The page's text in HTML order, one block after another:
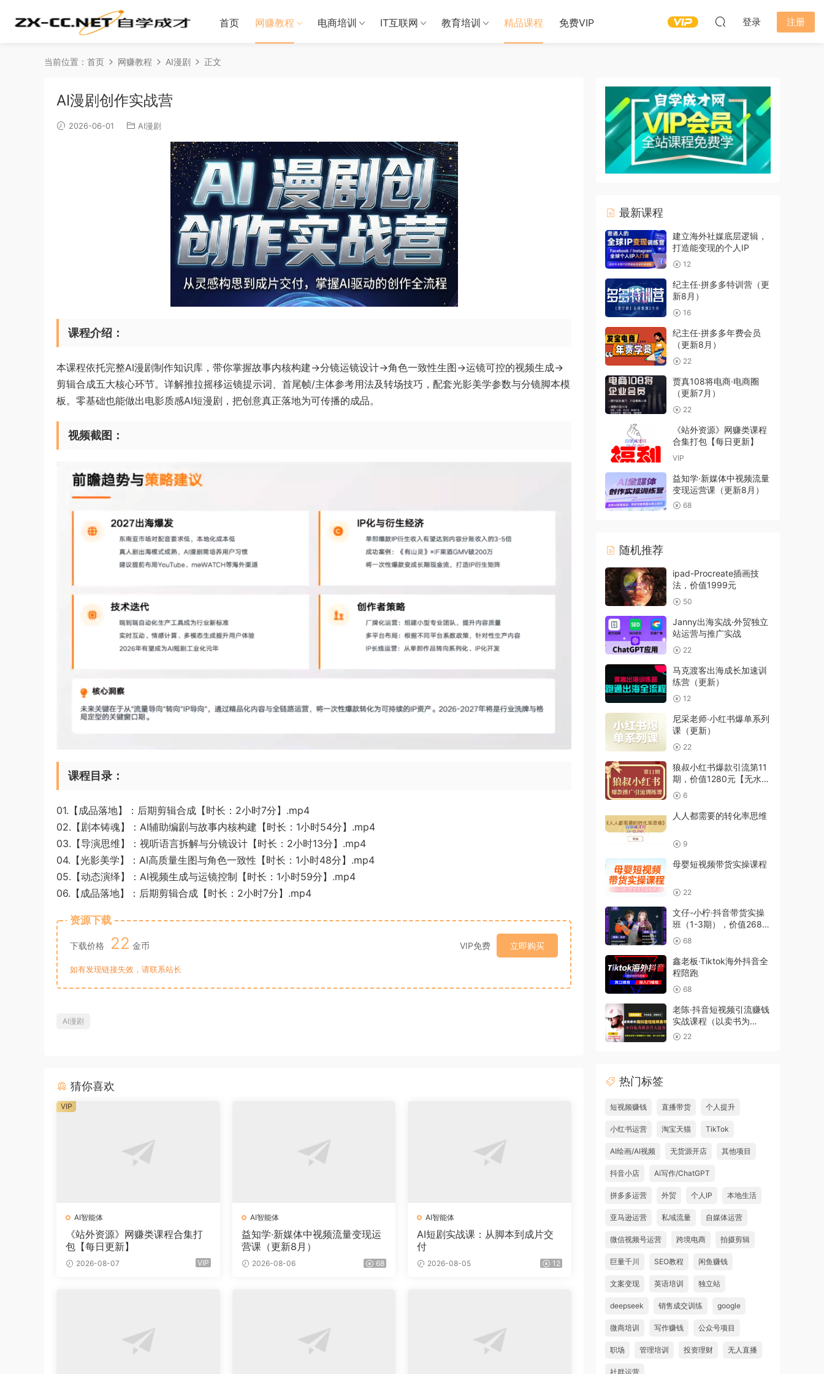
首页 网赚教程 电商培训 IT互联网 教育培训 精品课程 免费VIP 登录 注册
当前位置： 首页 网赚教程 AI漫剧 正文
AI漫剧创作实战营
2026-06-01 AI漫剧
课程介绍：
本课程依托完整AI漫剧制作知识库，带你掌握故事内核构建→分镜运镜设计→角色一致性生图→运镜可控的视频生成→
剪辑合成五大核心环节。详解推拉摇移运镜提示词、首尾帧/主体参考用法及转场技巧，配套光影美学参数与分镜脚本模
板。零基础也能做出电影质感AI短漫剧，把创意真正落地为可传播的成品。
视频截图：
课程目录：
01.【成品落地】：后期剪辑合成【时长：2小时7分】.mp4
02.【剧本铸魂】：AI辅助编剧与故事内核构建【时长：1小时54分】.mp4
03.【导演思维】：视听语言拆解与分镜设计【时长：2小时13分】.mp4
04.【光影美学】：AI高质量生图与角色一致性【时长：1小时48分】.mp4
05.【动态演绎】：AI视频生成与运镜控制【时长：1小时59分】.mp4
06.【成品落地】：后期剪辑合成【时长：2小时7分】.mp4
资源下载
下载价格 22 金币 VIP免费 立即购买
如有发现链接失效，请联系站长
AI漫剧
猜你喜欢
AI智能体
《站外资源》网赚类课程合集打
包【每日更新】
2026-08-07 VIP
VIP
AI智能体
益知学·新媒体中视频流量变现运
营课（更新8月）
2026-08-06 68
AI智能体
AI短剧实战课：从脚本到成片交
付
2026-08-05 12
最新课程
建立海外社媒底层逻辑，
打造能变现的个人IP
12
纪主任·拼多多特训营（更
新8月）
16
纪主任·拼多多年费会员
（更新8月）
22
贾真108将电商·电商圈
（更新7月）
22
《站外资源》网赚类课程
合集打包【每日更新】
VIP
益知学·新媒体中视频流量
变现运营课（更新8月）
68
随机推荐
ipad-Procreate插画技
法，价值1999元
50
Janny出海实战·外贸独立
站运营与推广实战
22
马克渡客出海成长加速训
练营（更新）
12
尼采老师·小红书爆单系列
课（更新）
22
狼叔小红书爆款引流第11
期，价值1280元【无水
印】
6
人人都需要的转化率思维
9
母婴短视频带货实操课程
22
文仔-小柠·抖音带货实操
班（1-3期），价值2688
元 68
鑫老板·Tiktok海外抖音全
程陪跑
68
老陈·抖音短视频引流赚钱
实战课程（以卖书为
例），价值1999元
22
热门标签
短视频赚钱 直播带货 个人提升
小红书运营 淘宝天猫 TikTok
AI绘画/AI视频 无货源开店 其他项目
抖音小店 Ai写作/ChatGPT
拼多多运营 外贸 个人IP 本地生活
亚马逊运营 私域流量 自媒体运营
微信视频号运营 跨境电商 拍摄剪辑
巨量千川 SEO教程 闲鱼赚钱
文案变现 英语培训 独立站
deepseek 销售成交训练 google
微商培训 写作赚钱 公众号项目
职场 管理培训 投资理财 无人直播
社群运营